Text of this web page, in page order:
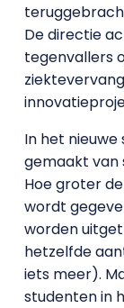
De directie
tegenvallers
In het
gemaakt van
Hoe groter
wordt
worden
hetzelfde
iets meer).
studenten in